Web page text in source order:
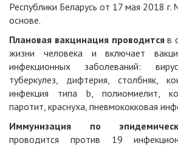
Республики Беларусь от 17 мая 2018
основе.
Плановая вакцинация проводитсяв
жизни человека и включает
инфекционных заболеваний:
туберкулез, дифтерия, столбняк,
инфекция типа b, полиомиелит,
паротит, краснуха, пневмококковая
Иммунизация по
проводится против 19